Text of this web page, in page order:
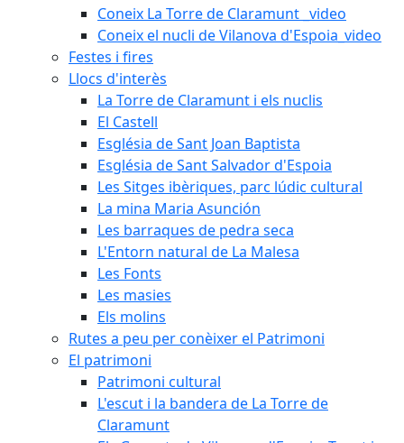
Coneix La Torre de Claramunt _video
Coneix el nucli de Vilanova d'Espoia_video
Festes i fires
Llocs d'interès
La Torre de Claramunt i els nuclis
El Castell
Església de Sant Joan Baptista
Església de Sant Salvador d'Espoia
Les Sitges ibèriques, parc lúdic cultural
La mina Maria Asunción
Les barraques de pedra seca
L'Entorn natural de La Malesa
Les Fonts
Les masies
Els molins
Rutes a peu per conèixer el Patrimoni
El patrimoni
Patrimoni cultural
L'escut i la bandera de La Torre de
Claramunt